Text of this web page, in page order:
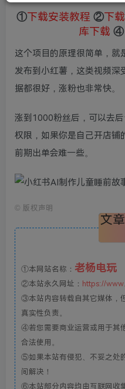
①下载安装教程 ②下
库下载 ④
这个项目的原理很简单，就
发布到小红薯，这类视频深
据都很好，涨粉也非常快。
涨到1000粉丝后，可以去
权限，如果你是自己开店铺
前期出单会难一些。
© 版权声明
文
①本网站名称： 老杨电玩
②本站永久网址： https://
③本站内容转载自其它媒体，
真实性负责。
④若您需要商业运营或用于其
合法使用。
⑤如果本站有侵犯、不妥之处
间解决！
⑥本站部分内容均由互联网收